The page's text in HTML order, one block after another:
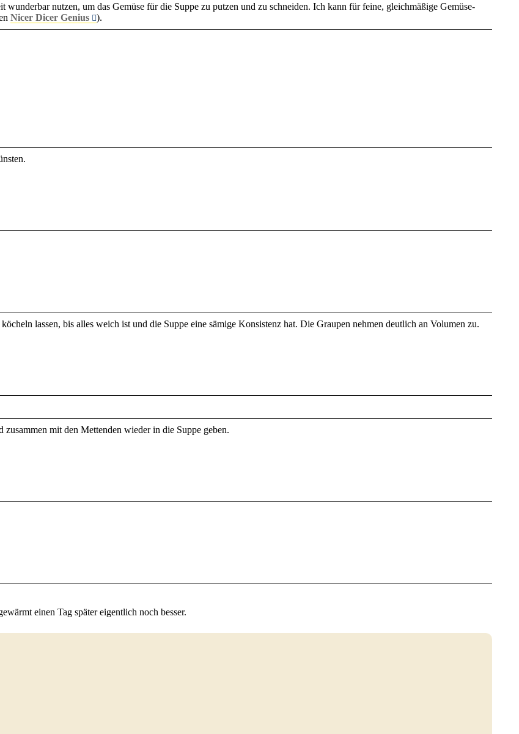
nutzen, um das Gemüse für die Suppe zu putzen und zu schneiden. Ich kann für feine, gleichmäßige Gemüse-
Nicer Dicer Genius ).
lassen, bis alles weich ist und die Suppe eine sämige Konsistenz hat. Die Graupen nehmen deutlich an Volumen zu.
mit den Mettenden wieder in die Suppe geben.
einen Tag später eigentlich noch besser.